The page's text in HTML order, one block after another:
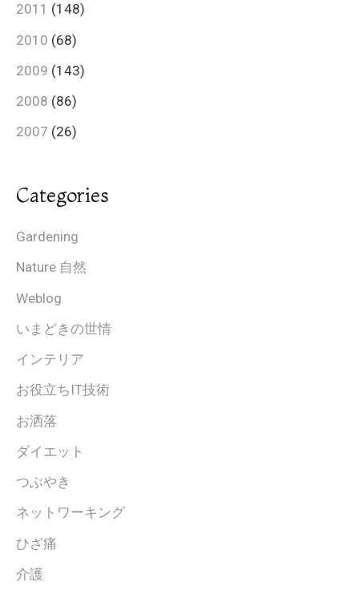
2011 (148)
2010 (68)
2009 (143)
2008 (86)
2007 (26)
Categories
Gardening
Nature 自然
Weblog
いまどきの世情
インテリア
お役立ちIT技術
お洒落
ダイエット
つぶやき
ネットワーキング
ひざ痛
介護